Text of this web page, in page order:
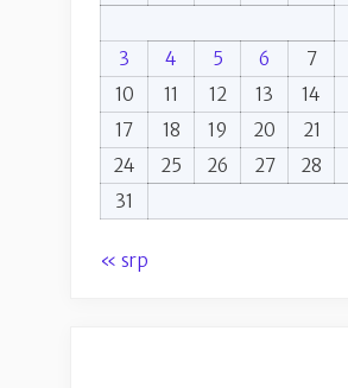
3
4 5 6 7
10
11 12 13 14
17
18 19 20 21
24
25 26 27 28
31
« srp